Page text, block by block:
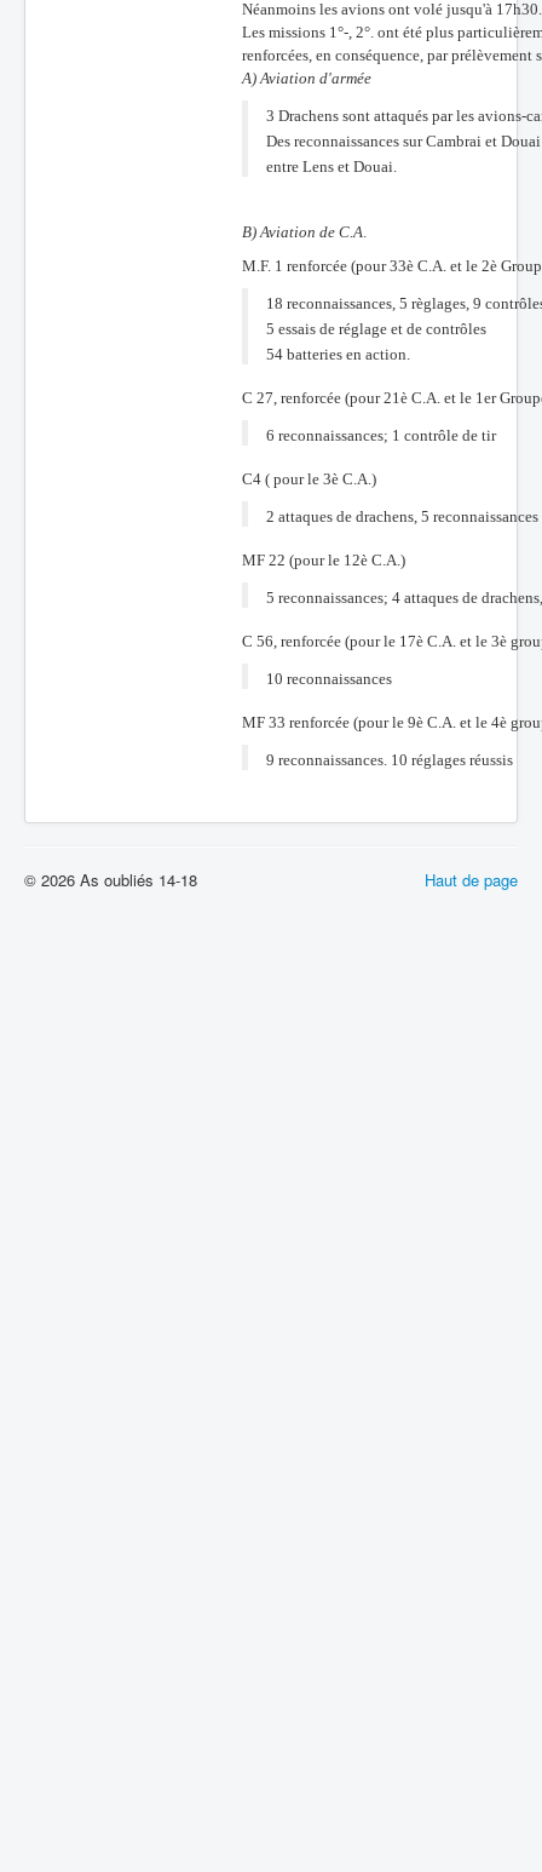
Néanmoins les avions ont volé jusqu'à 17h30.
Les missions 1°-, 2°. ont été plus
renforcées, en conséquence, par prélèvement
A) Aviation d'armée
3 Drachens sont attaqués par les avions-
Des reconnaissances sur Cambrai et
entre Lens et Douai.
B) Aviation de C.A.
M.F. 1 renforcée (pour 33è C.A. et le 2è
18 reconnaissances, 5 règlages, 9
5 essais de réglage et de contrôles
54 batteries en action.
C 27, renforcée (pour 21è C.A. et le 1er
6 reconnaissances; 1 contrôle de tir
C4 ( pour le 3è C.A.)
2 attaques de drachens, 5
MF 22 (pour le 12è C.A.)
5 reconnaissances; 4 attaques de
C 56, renforcée (pour le 17è C.A. et le 3è
10 reconnaissances
MF 33 renforcée (pour le 9è C.A. et le 4è
9 reconnaissances. 10 réglages réussis
Haut de page
© 2026 As oubliés 14-18